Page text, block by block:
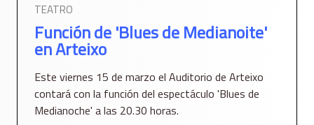
TEATRO
Función de 'Blues de Medianoite'
en Arteixo
Este viernes 15 de marzo el Auditorio de Arteixo
contará con la función del espectáculo 'Blues de
Medianoche' a las 20.30 horas.